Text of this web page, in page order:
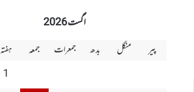
اگست 2026
پیر
منگل بدھ جمعرات جمعہ ہفتہ
1